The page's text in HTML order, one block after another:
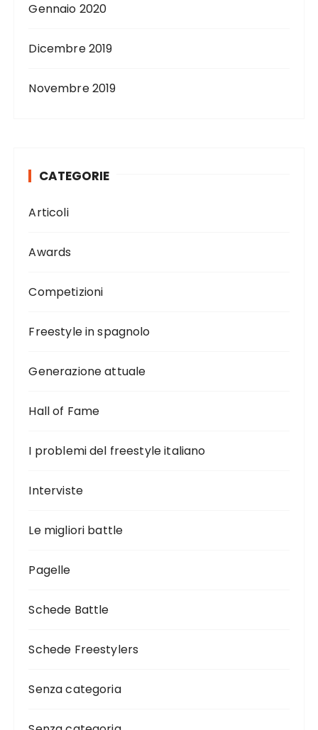
Gennaio 2020
Dicembre 2019
Novembre 2019
CATEGORIE
Articoli
Awards
Competizioni
Freestyle in spagnolo
Generazione attuale
Hall of Fame
I problemi del freestyle italiano
Interviste
Le migliori battle
Pagelle
Schede Battle
Schede Freestylers
Senza categoria